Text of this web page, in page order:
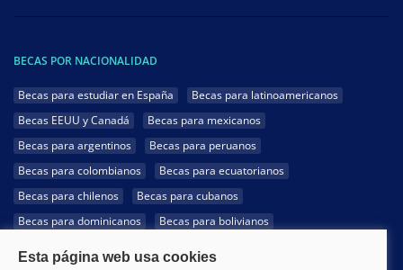
BECAS POR NACIONALIDAD
Becas para estudiar en España
Becas para latinoamericanos
Becas EEUU y Canadá
Becas para mexicanos
Becas para argentinos
Becas para peruanos
Becas para colombianos
Becas para ecuatorianos
Becas para chilenos
Becas para cubanos
Becas para dominicanos
Becas para bolivianos